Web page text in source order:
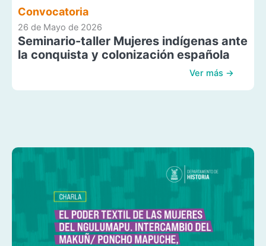
Convocatoria
26 de Mayo de 2026
Seminario-taller Mujeres indígenas ante
la conquista y colonización española
Ver más →